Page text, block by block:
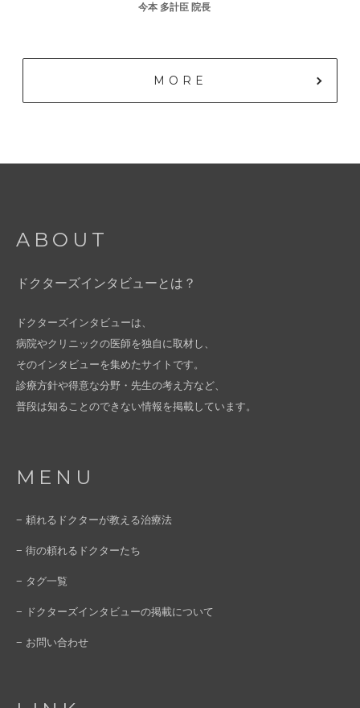
今本 多計臣 院長
MORE
ABOUT
ドクターズインタビューとは？
ドクターズインタビューは、
病院やクリニックの医師を独自に取材し、
そのインタビューを集めたサイトです。
診療方針や得意な分野・先生の考え方など、
普段は知ることのできない情報を掲載しています。
MENU
− 頼れるドクターが教える治療法
− 街の頼れるドクターたち
− タグ一覧
− ドクターズインタビューの掲載について
− お問い合わせ